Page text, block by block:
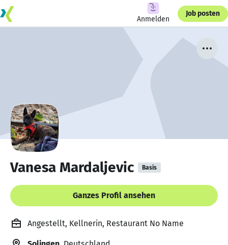
Anmelden
Job posten
Vanesa Mardaljevic Basis
Ganzes Profil ansehen
Angestellt, Kellnerin, Restaurant No Name